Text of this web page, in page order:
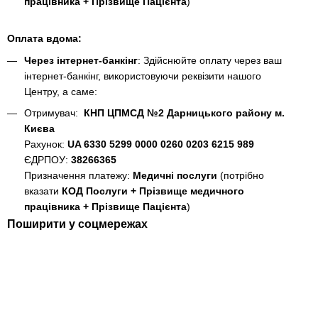
Оплата вдома:
Через інтернет-банкінг: Здійснюйте оплату через ваш
інтернет-банкінг, використовуючи реквізити нашого
Центру, а саме:
Отримувач:
КНП ЦПМСД №2 Дарницького району м.
Києва
Рахунок: UA 6330 5299 0000 0260 0203 6215 989
ЄДРПОУ: 38266365
Призначення платежу: Медичні послуги (потрібно
вказати КОД Послуги + Прізвище медичного
працівника + Прізвище Пацієнта)
Поширити у соцмережах